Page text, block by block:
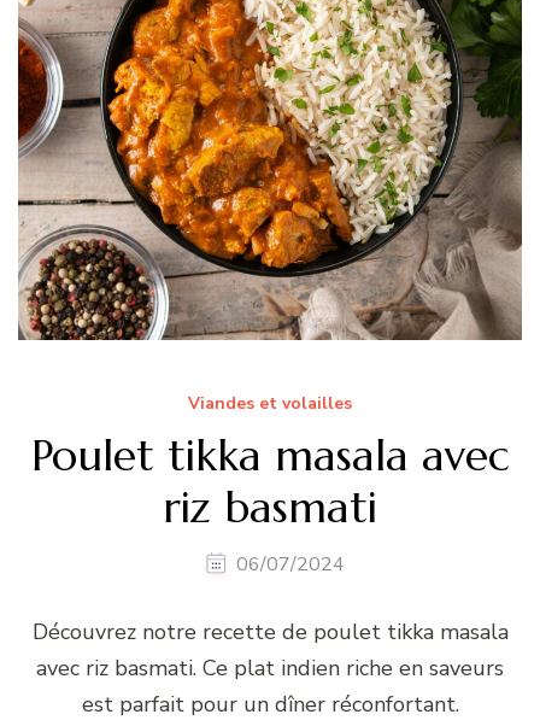
Viandes et volailles
Poulet tikka masala avec
riz basmati
06/07/2024
Découvrez notre recette de poulet tikka masala
avec riz basmati. Ce plat indien riche en saveurs
est parfait pour un dîner réconfortant.